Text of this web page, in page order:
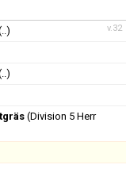
v.32
(Division 5 Herr